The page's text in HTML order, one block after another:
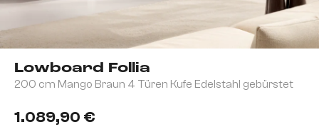
Lowboard Follia
200 cm Mango Braun 4 Türen Kufe Edelstahl gebürstet
1.089,90 €